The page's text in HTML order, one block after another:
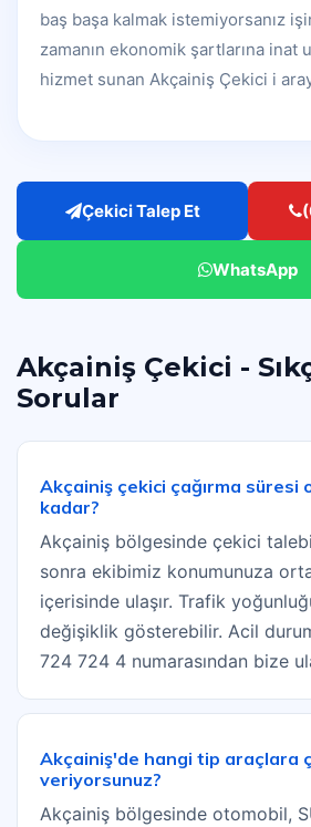
baş başa kalmak istemiyorsanız
zamanın ekonomik şartlarına inat
hizmet sunan Akçainiş Çekici i
Çekici Talep Et
WhatsApp
Akçainiş Çekici -
Sorular
Akçainiş çekici çağırma süresi
kadar?
Akçainiş bölgesinde çekici
sonra ekibimiz konumunuza
içerisinde ulaşır. Trafik
değişiklik gösterebilir. Acil
724 724 4 numarasından bize
Akçainiş'de hangi tip araçlara
veriyorsunuz?
Akçainiş bölgesinde otomobil,